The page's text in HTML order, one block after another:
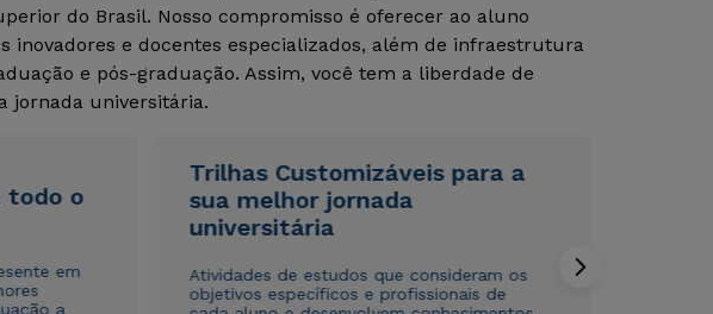
do Brasil. Nosso compromisso é oferecer ao aluno
inovadores e docentes especializados, além de infraestrutura
e pós-graduação. Assim, você tem a liberdade de
jornada universitária.
todo o
em
a
Trilhas Customizáveis para a
sua melhor jornada
universitária
Atividades de estudos que consideram os
objetivos específicos e profissionais de
Rápido e fácil
ou
Rápido e fácil
ou